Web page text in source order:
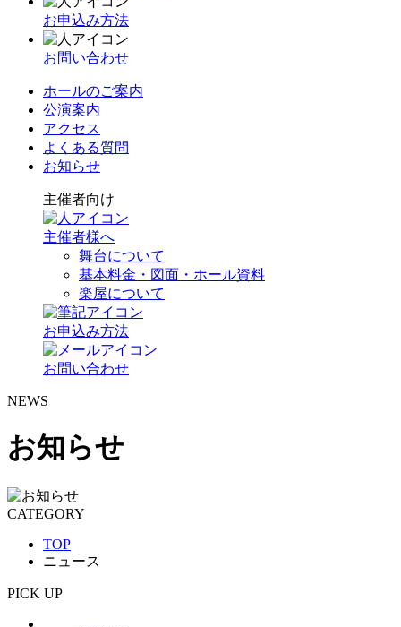
お申込み方法
お問い合わせ
ホールのご案内
公演案内
アクセス
よくある質問
お知らせ
主催者向け
主催者様へ
舞台について
基本料金・図面・ホール資料
楽屋について
お申込み方法
お問い合わせ
NEWS
お知らせ
CATEGORY
TOP
ニュース
PICK UP